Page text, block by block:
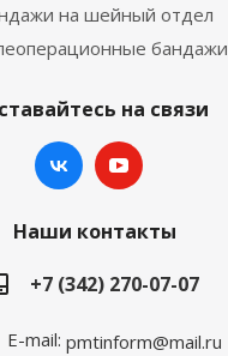
на шейный отдел
бандажи
на связи
Наши контакты
+7 (342) 270-07-07
E-mail: pmtinform@mail.ru